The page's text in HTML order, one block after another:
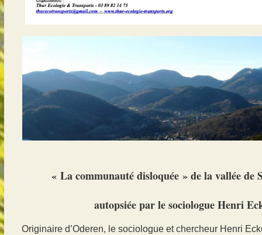
« La communauté disloquée » de la vallée de
autopsiée par le sociologue Henri
Originaire d’Oderen, le sociologue et chercheur Henri